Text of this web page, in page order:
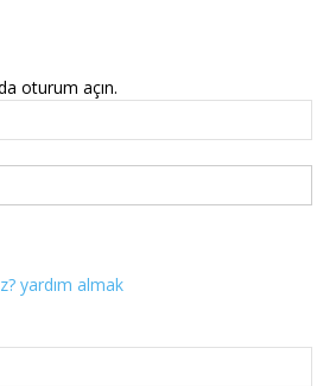
oturum açın.
yardım almak